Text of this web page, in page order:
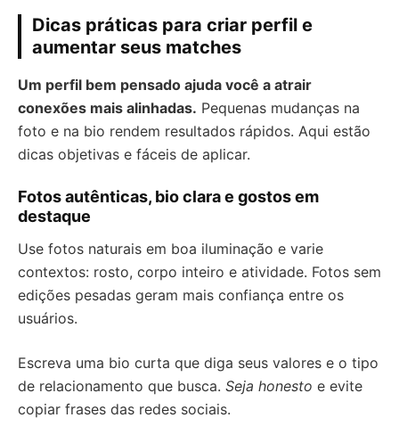
Dicas práticas para criar perfil e
aumentar seus matches
Um perfil bem pensado ajuda você a atrair
conexões mais alinhadas. Pequenas mudanças na
foto e na bio rendem resultados rápidos. Aqui estão
dicas objetivas e fáceis de aplicar.
Fotos autênticas, bio clara e gostos em
destaque
Use fotos naturais em boa iluminação e varie
contextos: rosto, corpo inteiro e atividade. Fotos sem
edições pesadas geram mais confiança entre os
usuários.
Escreva uma bio curta que diga seus valores e o tipo
de relacionamento que busca. Seja honesto e evite
copiar frases das redes sociais.